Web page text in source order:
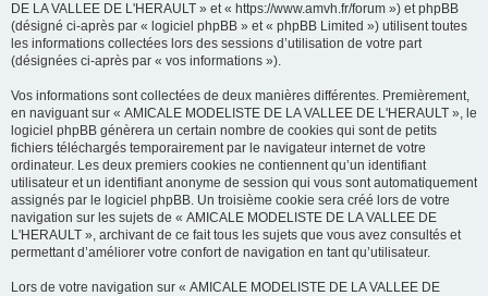
DE LA VALLEE DE L'HERAULT » et « https://www.amvh.fr/forum ») et phpBB
(désigné ci-après par « logiciel phpBB » et « phpBB Limited ») utilisent toutes
les informations collectées lors des sessions d’utilisation de votre part
(désignées ci-après par « vos informations »).
Vos informations sont collectées de deux manières différentes. Premièrement,
en naviguant sur « AMICALE MODELISTE DE LA VALLEE DE L'HERAULT », le
logiciel phpBB génèrera un certain nombre de cookies qui sont de petits
fichiers téléchargés temporairement par le navigateur internet de votre
ordinateur. Les deux premiers cookies ne contiennent qu’un identifiant
utilisateur et un identifiant anonyme de session qui vous sont automatiquement
assignés par le logiciel phpBB. Un troisième cookie sera créé lors de votre
navigation sur les sujets de « AMICALE MODELISTE DE LA VALLEE DE
L'HERAULT », archivant de ce fait tous les sujets que vous avez consultés et
permettant d’améliorer votre confort de navigation en tant qu’utilisateur.
Lors de votre navigation sur « AMICALE MODELISTE DE LA VALLEE DE